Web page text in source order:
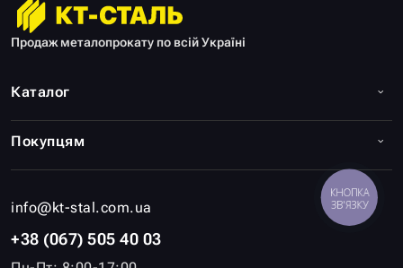
Продаж металопрокату по всій Україні
info@kt-stal.com.ua
+38 (067) 505 40 03
Каталог
Покупцям
КНОПКА
ЗВ'ЯЗКУ